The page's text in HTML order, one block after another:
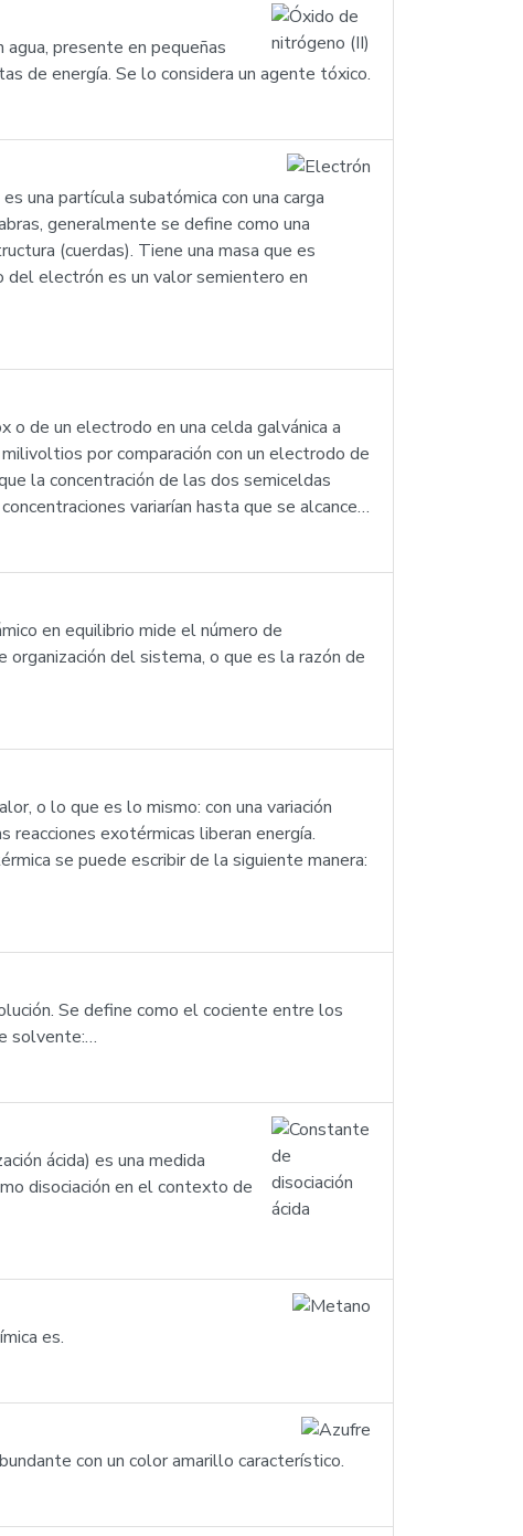
presente en pequeñas
de energía. Se lo considera un agente tóxico.
una partícula subatómica con una carga
generalmente se define como una
(cuerdas). Tiene una masa que es
electrón es un valor semientero en
o de un electrodo en una celda galvánica a
por comparación con un electrodo de
la concentración de las dos semiceldas
variarían hasta que se alcance…
en equilibrio mide el número de
del sistema, o que es la razón de
o lo que es lo mismo: con una variación
exotérmicas liberan energía.
se puede escribir de la siguiente manera:
Se define como el cociente entre los
solvente:…
ácida) es una medida
disociación en el contexto de
es.
con un color amarillo característico.